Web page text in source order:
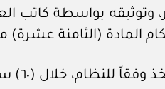
وتوثيقه بواسطة
المادة (الثامنة عشرة)
من تاريخ إبلاغهم بالقرار.